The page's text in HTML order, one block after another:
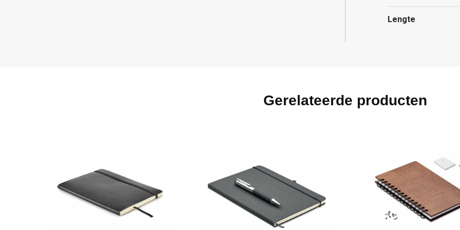
Lengte
Gerelateerde producten